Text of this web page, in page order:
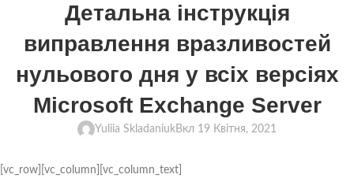
Детальна інструкція
виправлення вразливостей
нульового дня у всіх версіях
Microsoft Exchange Server
Yuliia SkladaniukВкл 19 Квітня, 2021
[vc_row][vc_column][vc_column_text]